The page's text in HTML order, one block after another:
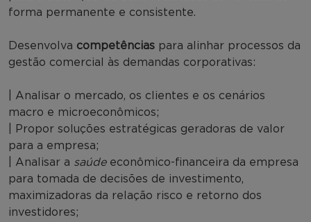
forma permanente e consistente.
Desenvolva competências para alinhar processos da
gestão comercial às demandas corporativas:
| Analisar o mercado, os clientes e os cenários
macro e microeconômicos;
| Propor soluções estratégicas geradoras de valor
para a empresa;
| Analisar a saúdeeconômico-financeira da empresa
para tomada de decisões de investimento,
maximizadoras da relação risco e retorno dos
investidores;